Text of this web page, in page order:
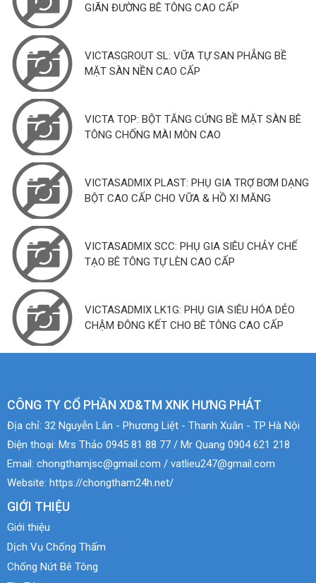
GIÃN ĐƯỜNG BÊ TÔNG CAO CẤP
VICTASGROUT SL: VỮA TỰ SAN PHẲNG BỀ
MẶT SÀN NỀN CAO CẤP
VICTA TOP: BỘT TĂNG CỨNG BỀ MẶT SÀN BÊ
TÔNG CHỐNG MÀI MÒN CAO
VICTASADMIX PLAST: PHỤ GIA TRỢ BƠM DẠNG
BỘT CAO CẤP CHO VỮA & HỒ XI MĂNG
VICTASADMIX SCC: PHỤ GIA SIÊU CHẢY CHẾ
TẠO BÊ TÔNG TỰ LÈN CAO CẤP
VICTASADMIX LK1G: PHỤ GIA SIÊU HÓA DẺO
CHẬM ĐÔNG KẾT CHO BÊ TÔNG CAO CẤP
CÔNG TY CỔ PHẦN XD&TM XNK HƯNG PHÁT
Địa chỉ: 32 Nguyễn Lân - Phương Liệt - Thanh Xuân - TP Hà Nội
Điện thoại: Mrs Thảo 0945 81 88 77 / Mr Quang 0904 621 218
Email: chongthamjsc@gmail.com / vatlieu247@gmail.com
Website: https://chongtham24h.net/
GIỚI THIỆU
Giới thiệu
Dịch Vụ Chống Thấm
Chống Nứt Bê Tông